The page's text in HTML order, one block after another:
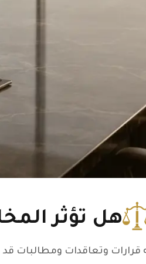
هل تؤثر
وتعاقدات ومطالبات قد